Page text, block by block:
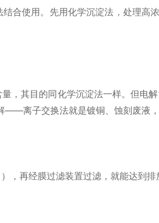
合使用。先用化学沉淀法，处理
，其目的同化学沉淀法一样。但电
离子交换法就是镀铜、蚀刻废液，
再经膜过滤装置过滤，就能达到排